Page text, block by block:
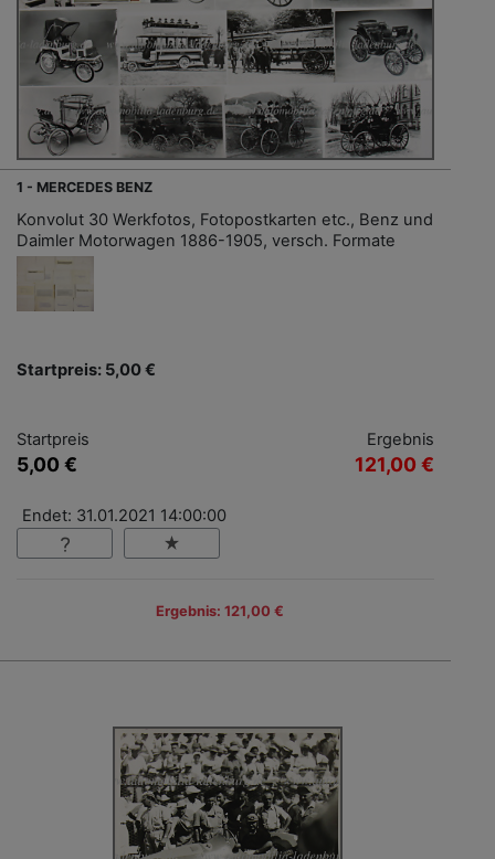
1 - MERCEDES BENZ
Konvolut 30 Werkfotos, Fotopostkarten etc., Benz und
Daimler Motorwagen 1886-1905, versch. Formate
Startpreis: 5,00 €
Startpreis
5,00 €
Ergebnis
121,00 €
Endet: 31.01.2021 14:00:00
Ergebnis: 121,00 €